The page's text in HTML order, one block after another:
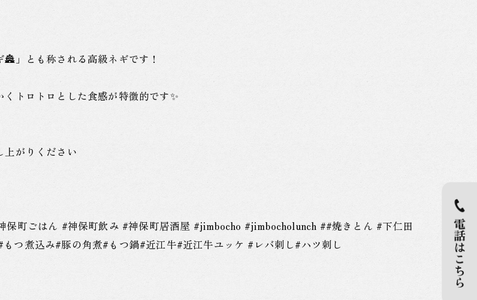
」とも称される高級ネギです！
トロトロとした食感が特徴的です✨
上がりください
町ごはん #神保町飲み #神保町居酒屋 #jimbocho #jimbocholunch ##焼きとん #下仁田
つ煮込み#豚の角煮#もつ鍋#近江牛#近江牛ユッケ #レバ刺し#ハツ刺し